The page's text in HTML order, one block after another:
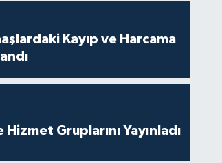
Kayıp ve Harcama
Gruplarını Yayınladı